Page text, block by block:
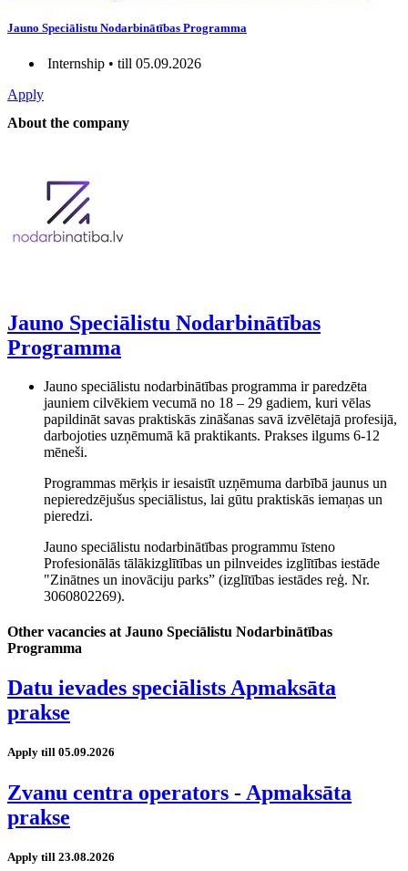
Jauno Speciālistu Nodarbinātības Programma
Internship • till 05.09.2026
Apply
About the company
Jauno Speciālistu Nodarbinātības
Programma
Jauno speciālistu nodarbinātības programma ir paredzēta
jauniem cilvēkiem vecumā no 18 – 29 gadiem, kuri vēlas
papildināt savas praktiskās zināšanas savā izvēlētajā profesijā,
darbojoties uzņēmumā kā praktikants. Prakses ilgums 6-12
mēneši.
Programmas mērķis ir iesaistīt uzņēmuma darbībā jaunus un
nepieredzējušus speciālistus, lai gūtu praktiskās iemaņas un
pieredzi.
Jauno speciālistu nodarbinātības programmu īsteno
Profesionālās tālākizglītības un pilnveides izglītības iestāde
"Zinātnes un inovāciju parks” (izglītības iestādes reģ. Nr.
3060802269).
Other vacancies at Jauno Speciālistu Nodarbinātības
Programma
Datu ievades speciālists Apmaksāta
prakse
Apply till 05.09.2026
Zvanu centra operators - Apmaksāta
prakse
Apply till 23.08.2026